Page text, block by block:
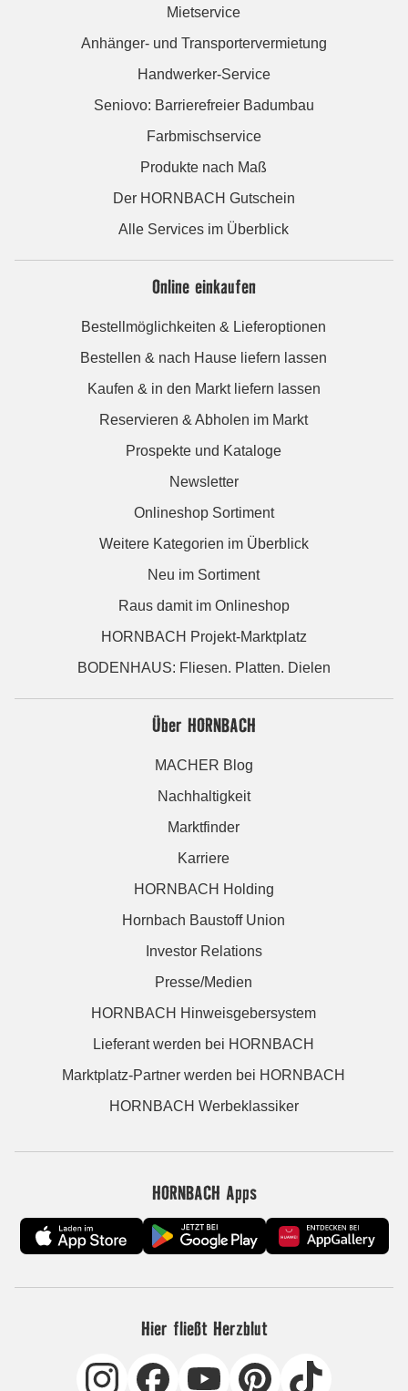
Mietservice
Anhänger- und Transportervermietung
Handwerker-Service
Seniovo: Barrierefreier Badumbau
Farbmischservice
Produkte nach Maß
Der HORNBACH Gutschein
Alle Services im Überblick
Online einkaufen
Bestellmöglichkeiten & Lieferoptionen
Bestellen & nach Hause liefern lassen
Kaufen & in den Markt liefern lassen
Reservieren & Abholen im Markt
Prospekte und Kataloge
Newsletter
Onlineshop Sortiment
Weitere Kategorien im Überblick
Neu im Sortiment
Raus damit im Onlineshop
HORNBACH Projekt-Marktplatz
BODENHAUS: Fliesen. Platten. Dielen
Über HORNBACH
MACHER Blog
Nachhaltigkeit
Marktfinder
Karriere
HORNBACH Holding
Hornbach Baustoff Union
Investor Relations
Presse/Medien
HORNBACH Hinweisgebersystem
Lieferant werden bei HORNBACH
Marktplatz-Partner werden bei HORNBACH
HORNBACH Werbeklassiker
HORNBACH Apps
Hier fließt Herzblut